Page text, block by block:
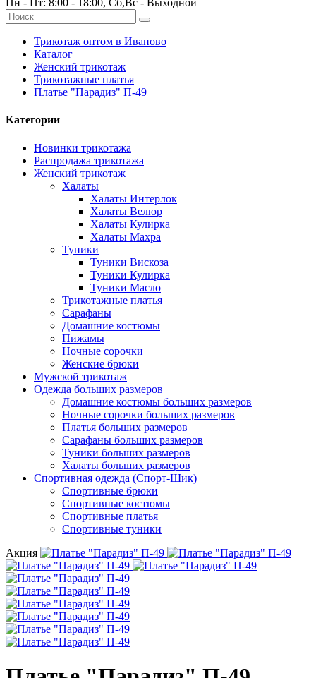
Пн - Пт: 8:00 - 18:00, Сб,Вс - Выходной
Трикотаж оптом в Иваново
Каталог
Женский трикотаж
Трикотажные платья
Платье "Парадиз" П-49
Категории
Новинки трикотажа
Распродажа трикотажа
Женский трикотаж
Халаты
Халаты Интерлок
Халаты Велюр
Халаты Кулирка
Халаты Махра
Туники
Туники Вискоза
Туники Кулирка
Туники Масло
Трикотажные платья
Сарафаны
Домашние костюмы
Пижамы
Ночные сорочки
Женские брюки
Мужской трикотаж
Одежда больших размеров
Домашние костюмы больших размеров
Ночные сорочки больших размеров
Платья больших размеров
Сарафаны больших размеров
Туники больших размеров
Халаты больших размеров
Спортивная одежда (Спорт-Шик)
Спортивные брюки
Спортивные костюмы
Спортивные платья
Спортивные туники
Акция